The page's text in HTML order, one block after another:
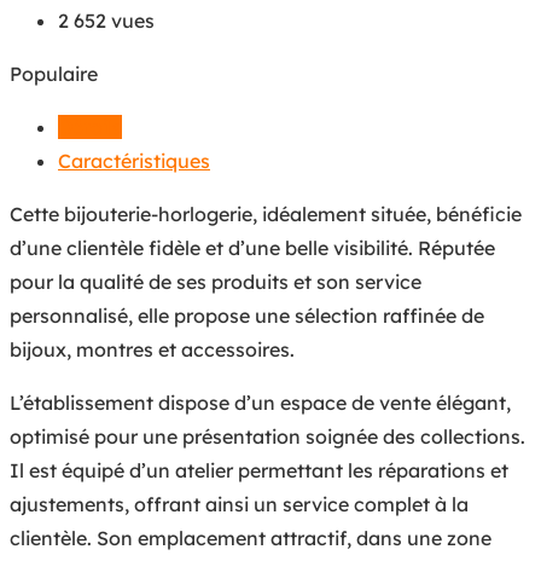
2 652 vues
Populaire
Caractéristiques
Cette bijouterie-horlogerie, idéalement située, bénéficie
d’une clientèle fidèle et d’une belle visibilité. Réputée
pour la qualité de ses produits et son service
personnalisé, elle propose une sélection raffinée de
bijoux, montres et accessoires.
L’établissement dispose d’un espace de vente élégant,
optimisé pour une présentation soignée des collections.
Il est équipé d’un atelier permettant les réparations et
ajustements, offrant ainsi un service complet à la
clientèle. Son emplacement attractif, dans une zone